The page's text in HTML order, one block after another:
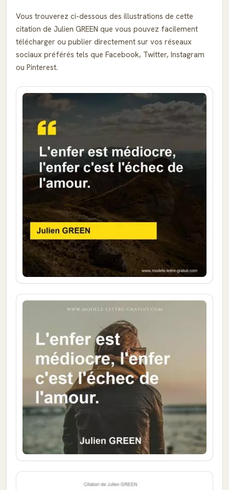
Vous trouverez ci-dessous des illustrations de cette
citation de Julien GREEN que vous pouvez facilement
télécharger ou publier directement sur vos réseaux
sociaux préférés tels que Facebook, Twitter, Instagram
ou Pinterest.